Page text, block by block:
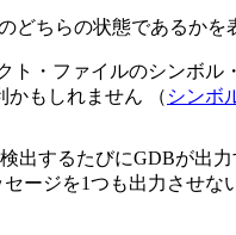
どちらの状態であるかを
ト・ファイルのシンボ
かもしれません （ シンボ
出するたびにGDBが出
ージを1つも出力させな